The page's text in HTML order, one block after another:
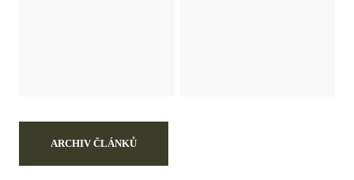
ARCHIV ČLÁNKŮ